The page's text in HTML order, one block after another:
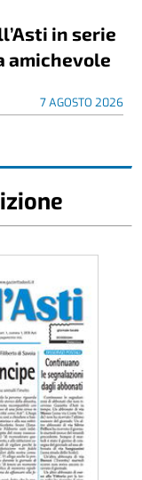
in serie
amichevole
7 AGOSTO 2026